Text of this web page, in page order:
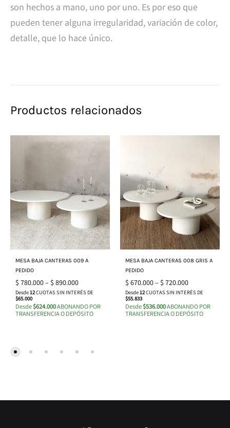
son hechos a mano, uno por uno. Es por eso que
pueden tener alguna irregularidad, variación de color,
detalle, que lo hace único.
Productos relacionados
MESA BAJA CANTERAS 009 A
PEDIDO
$ 780.000– $ 890.000
Desde12CUOTAS SIN INTERÉS DE
$65.000
Desde$624.000ABONANDO POR
TRANSFERENCIA O DEPÓSITO
MESA BAJA CANTERAS 008 GRIS A
PEDIDO
$ 670.000– $ 720.000
Desde12CUOTAS SIN INTERÉS DE
$55.833
Desde$536.000ABONANDO POR
TRANSFERENCIA O DEPÓSITO